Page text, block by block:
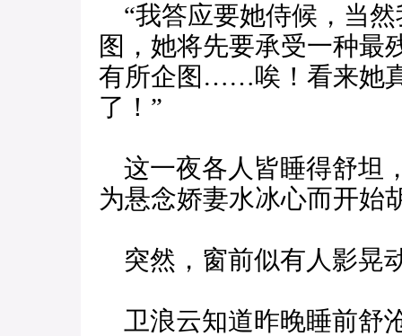
“我答应要她侍候，当
图，她将先要承受一种最
有所企图……唉！看来她
了！”
这一夜各人皆睡得舒坦
为悬念娇妻水冰心而开
突然，窗前似有人影
卫浪云知道昨晚睡前舒